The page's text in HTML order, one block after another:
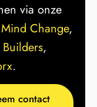
via onze
Mind Change,
,
.
contact